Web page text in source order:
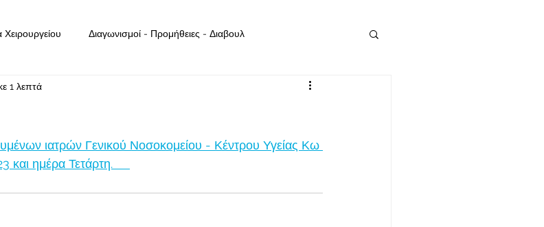
Χειρουργείου Διαγωνισμοί - Προμήθειες - Διαβουλ
1 λεπτά
ιατρών Γενικού Νοσοκομείου - Κέντρου Υγείας Κω
και ημέρα Τετάρτη.